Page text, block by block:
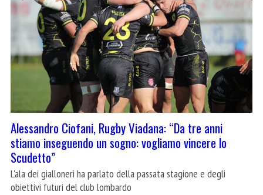
Alessandro Ciofani, Rugby Viadana: “Da tre anni
stiamo inseguendo un sogno: vogliamo vincere lo
Scudetto”
L'ala dei gialloneri ha parlato della passata stagione e degli
obiettivi futuri del club lombardo